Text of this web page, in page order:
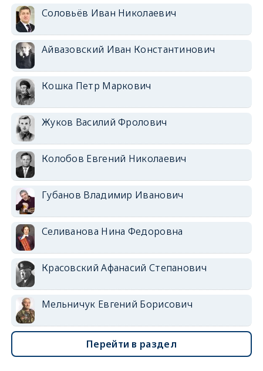
Соловьёв Иван Николаевич
Айвазовский Иван Константинович
Кошка Петр Маркович
Жуков Василий Фролович
Колобов Евгений Николаевич
Губанов Владимир Иванович
Селиванова Нина Федоровна
Красовский Афанасий Степанович
Мельничук Евгений Борисович
Перейти в раздел